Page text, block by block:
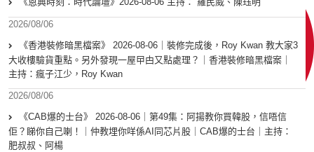
2026/08/06
《香港裝修暗黑檔案》 2026-08-06｜裝修完成後，Roy Kwan 教大家3
大收樓驗貨重點。另外發現一屋曱甴又點處理？｜香港裝修暗黑檔案｜
主持：瘋子江少，Roy Kwan
2026/08/06
《CAB爆的士台》 2026-08-06｜第49集：阿揚教你買韓股，信唔信
佢？睇你自己喇！｜仲教埋你咩係AI同芯片股｜CAB爆的士台｜主持：
肥叔叔、阿楊